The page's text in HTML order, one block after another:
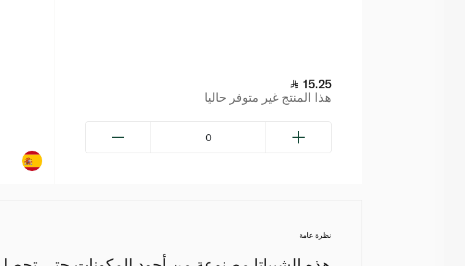
15.25
هذا المنتج غير متوفر حاليا
0
نظرة عامة